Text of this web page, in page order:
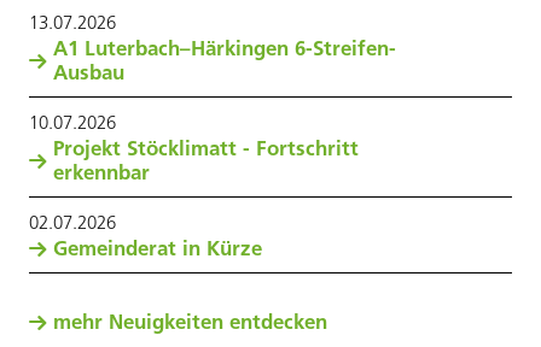
13.07.2026
A1 Luterbach–Härkingen 6-Streifen-
Ausbau
10.07.2026
Projekt Stöcklimatt - Fortschritt
erkennbar
02.07.2026
Gemeinderat in Kürze
mehr Neuigkeiten entdecken